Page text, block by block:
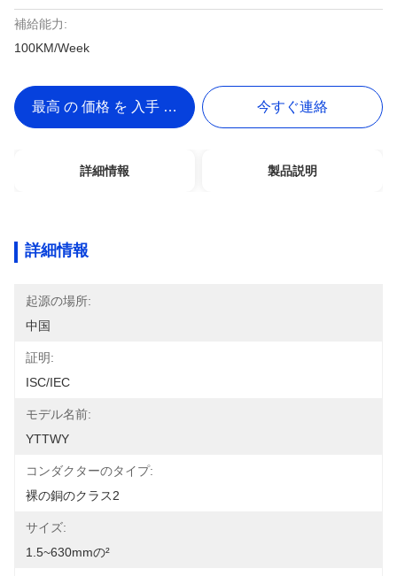
補給能力:
100KM/Week
最高 の 価格 を 入手 する 今すぐ連絡
詳細情報 製品説明
詳細情報
起源の場所:
中国
証明:
ISC/IEC
モデル名前:
YTTWY
コンダクターのタイプ:
裸の銅のクラス2
サイズ:
1.5~630mmの²